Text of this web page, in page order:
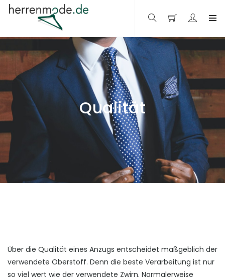
Qualität
Über die Qualität eines Anzugs entscheidet maßgeblich der
verwendete Oberstoff. Denn die beste Verarbeitung ist nur
so viel wert wie der verwendete Zwirn. Normalerweise